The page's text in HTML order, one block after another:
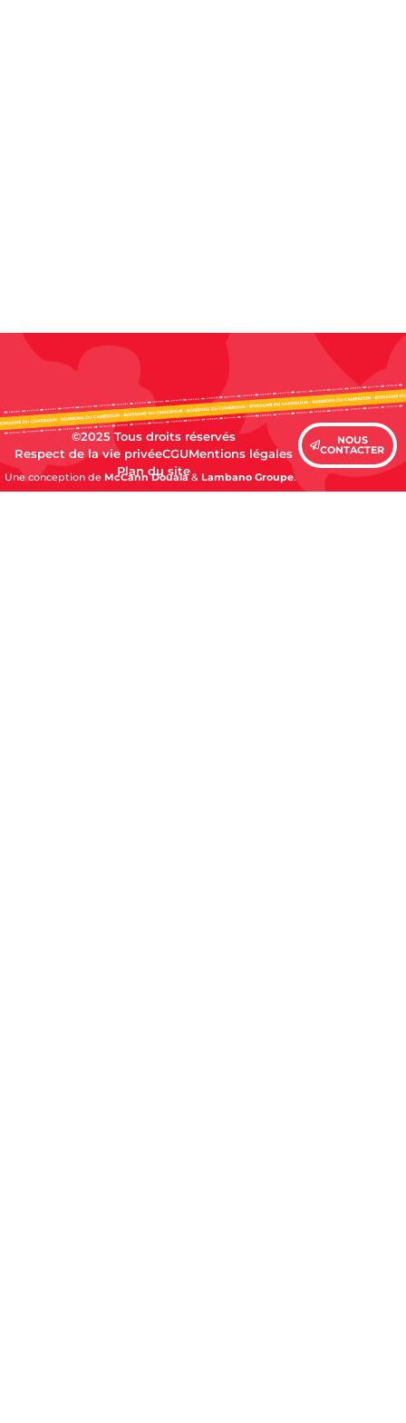
©2025 Tous droits réservés
Respect de la vie privéeCGUMentions légales
Plan du site
NOUS
CONTACTER
Une conception de McCann Douala& Lambano Groupe.